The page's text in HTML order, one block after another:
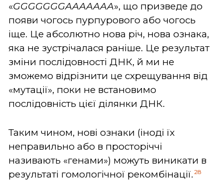
«GGGGGGGAAAAAAA», що призведе до
появи чогось пурпурового або чогось
іще. Це абсолютно нова річ, нова ознака,
яка не зустрічалася раніше. Це результат
зміни послідовності ДНК, й ми не
зможемо відрізнити це схрещування від
«мутації», поки не встановимо
послідовність цієї ділянки ДНК.
Таким чином, нові ознаки (іноді їх
неправильно або в просторіччі
називають «генами») можуть виникати в
результаті гомологічної рекомбінації. 28